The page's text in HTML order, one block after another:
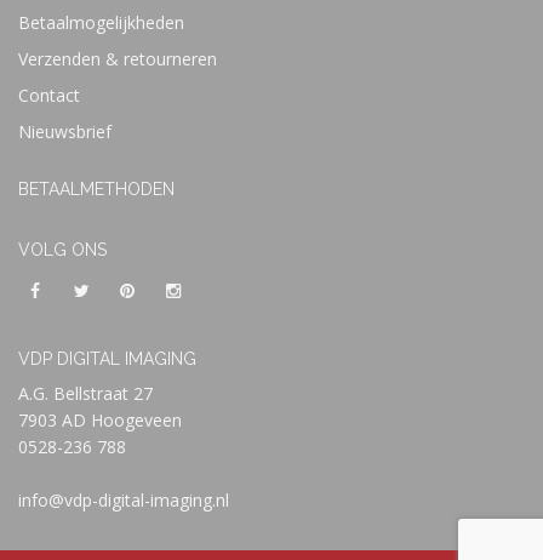
Betaalmogelijkheden
Verzenden & retourneren
Contact
Nieuwsbrief
BETAALMETHODEN
VOLG ONS
VDP DIGITAL IMAGING
A.G. Bellstraat 27
7903 AD Hoogeveen
0528-236 788
info@vdp-digital-imaging.nl